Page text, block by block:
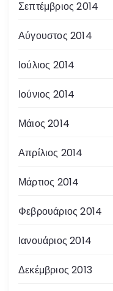
Σεπτέμβριος 2014
Αύγουστος 2014
Ιούλιος 2014
Ιούνιος 2014
Μάιος 2014
Απρίλιος 2014
Μάρτιος 2014
Φεβρουάριος 2014
Ιανουάριος 2014
Δεκέμβριος 2013